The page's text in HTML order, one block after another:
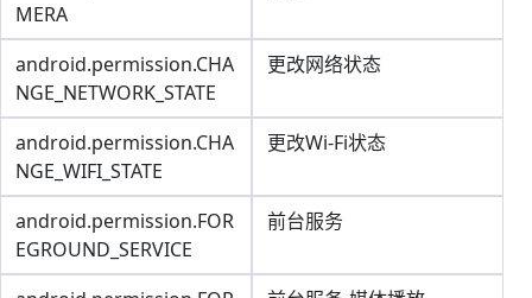
MERA
android.permission.CHA
NGE_NETWORK_STATE
更改网络状态
android.permission.CHA
NGE_WIFI_STATE
更改Wi-Fi状态
android.permission.FOR
EGROUND_SERVICE
前台服务